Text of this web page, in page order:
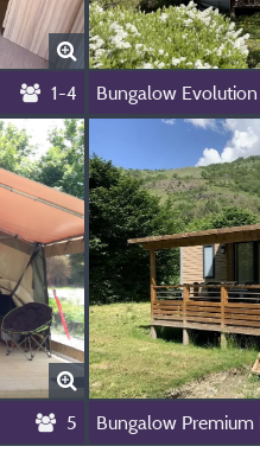
1-4
5